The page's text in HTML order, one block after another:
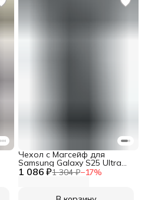
1 086 ₽1 304 ₽−17%
Чехол с Магсейф для
Samsung Galaxy S25 Ultra
прозрачный матовый с